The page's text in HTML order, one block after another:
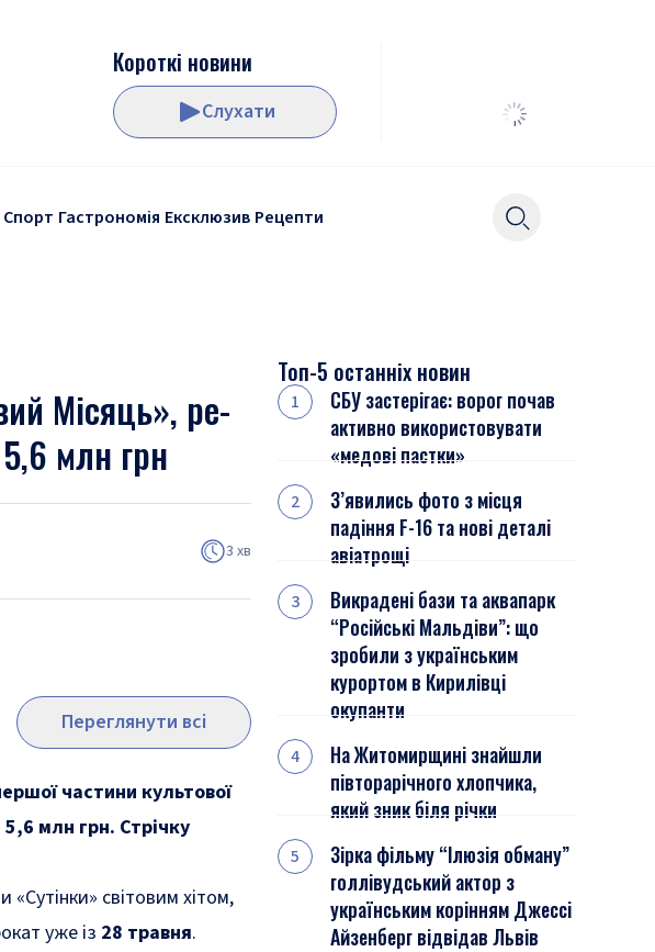
Короткі новини
Слухати
Спорт Гастрономія Ексклюзив Рецепти
Місяць», ре-
5,6 млн грн
3 хв
Переглянути всі
частини культової
5,6 млн грн. Стрічку
світовим хітом,
уже із 28 травня.
Топ-5 останніх новин
СБУ застерігає: ворог почав
активно використовувати
«медові пастки»
З’явились фото з місця
падіння F-16 та нові деталі
авіатрощі
Викрадені бази та аквапарк
“Російські Мальдіви”: що
зробили з українським
курортом в Кирилівці
окупанти
На Житомирщині знайшли
півторарічного хлопчика,
який зник біля річки
Зірка фільму “Ілюзія обману”
голлівудський актор з
українським корінням Джессі
Айзенберг відвідав Львів